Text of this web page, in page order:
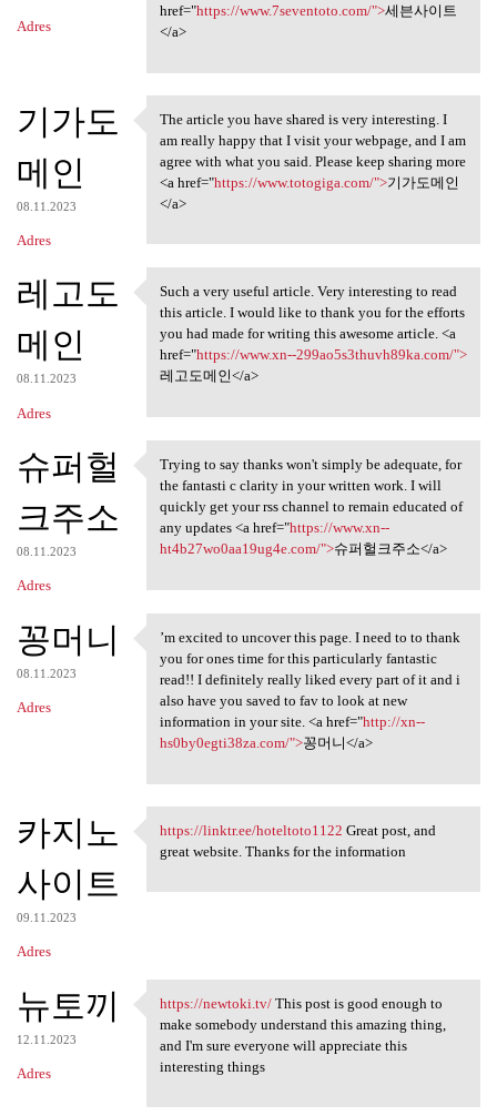
Adres
href="https://www.7seventoto.com/">세븐사이트
</a>
기가도
메인
08.11.2023
Adres
The article you have shared
The article you have shared is very interesting. I
am really happy that I visit your webpage, and I am
agree with what you said. Please keep sharing more
<a href="https://www.totogiga.com/">기가도메인
</a>
레고도
메인
08.11.2023
Adres
Such a very useful article.
Such a very useful article. Very interesting to read
this article. I would like to thank you for the efforts
you had made for writing this awesome article. <a
href="https://www.xn--299ao5s3thuvh89ka.com/">
레고도메인</a>
슈퍼헐
크주소
08.11.2023
Adres
Trying to say thanks won't
Trying to say thanks won't simply be adequate, for
the fantasti c clarity in your written work. I will
quickly get your rss channel to remain educated of
any updates <a href="https://www.xn--
ht4b27wo0aa19ug4e.com/">슈퍼헐크주소</a>
꽁머니
08.11.2023
Adres
’m excited to uncover this
’m excited to uncover this page. I need to to thank
you for ones time for this particularly fantastic
read!! I definitely really liked every part of it and i
also have you saved to fav to look at new
information in your site. <a href="http://xn--
hs0by0egti38za.com/">꽁머니</a>
카지노
사이트
09.11.2023
Adres
https://linktr.ee
https://linktr.ee/hoteltoto1122 Great post, and
great website. Thanks for the information
뉴토끼
12.11.2023
Adres
https://newtoki.tv/ This post
https://newtoki.tv/This post is good enough to
make somebody understand this amazing thing,
and I'm sure everyone will appreciate this
interesting things